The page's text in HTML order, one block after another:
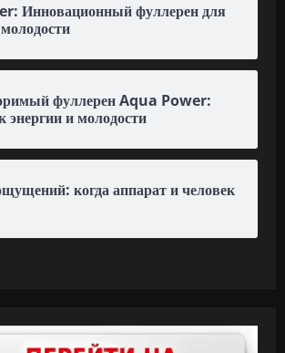
Инновационный фуллерен для
фуллерен Aqua Power:
и молодости
когда аппарат и человек